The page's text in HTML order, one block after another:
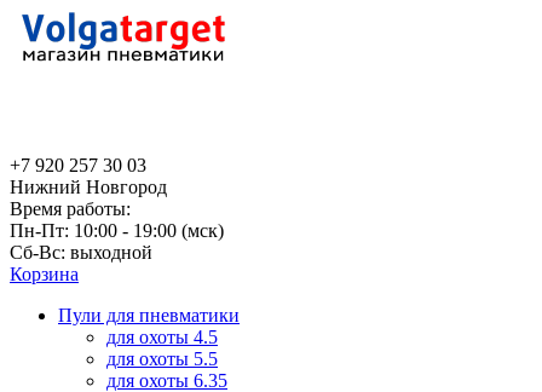
+7 920 257 30 03
Нижний Новгород
Время работы:
Пн-Пт: 10:00 - 19:00 (мск)
Сб-Вс: выходной
Корзина
Пули для пневматики
для охоты 4.5
для охоты 5.5
для охоты 6.35